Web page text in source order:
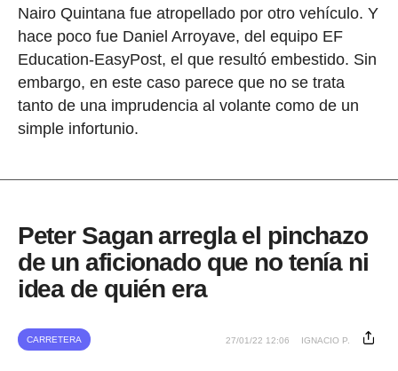
Nairo Quintana fue atropellado por otro vehículo. Y
hace poco fue Daniel Arroyave, del equipo EF
Education-EasyPost, el que resultó embestido. Sin
embargo, en este caso parece que no se trata
tanto de una imprudencia al volante como de un
simple infortunio.
Peter Sagan arregla el pinchazo
de un aficionado que no tenía ni
idea de quién era
CARRETERA 27/01/22 12:06 IGNACIO P.